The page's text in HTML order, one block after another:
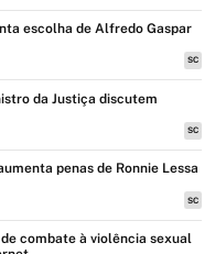
escolha de Alfredo Gaspar
SC
da Justiça discutem
SC
penas de Ronnie Lessa
SC
combate à violência sexual